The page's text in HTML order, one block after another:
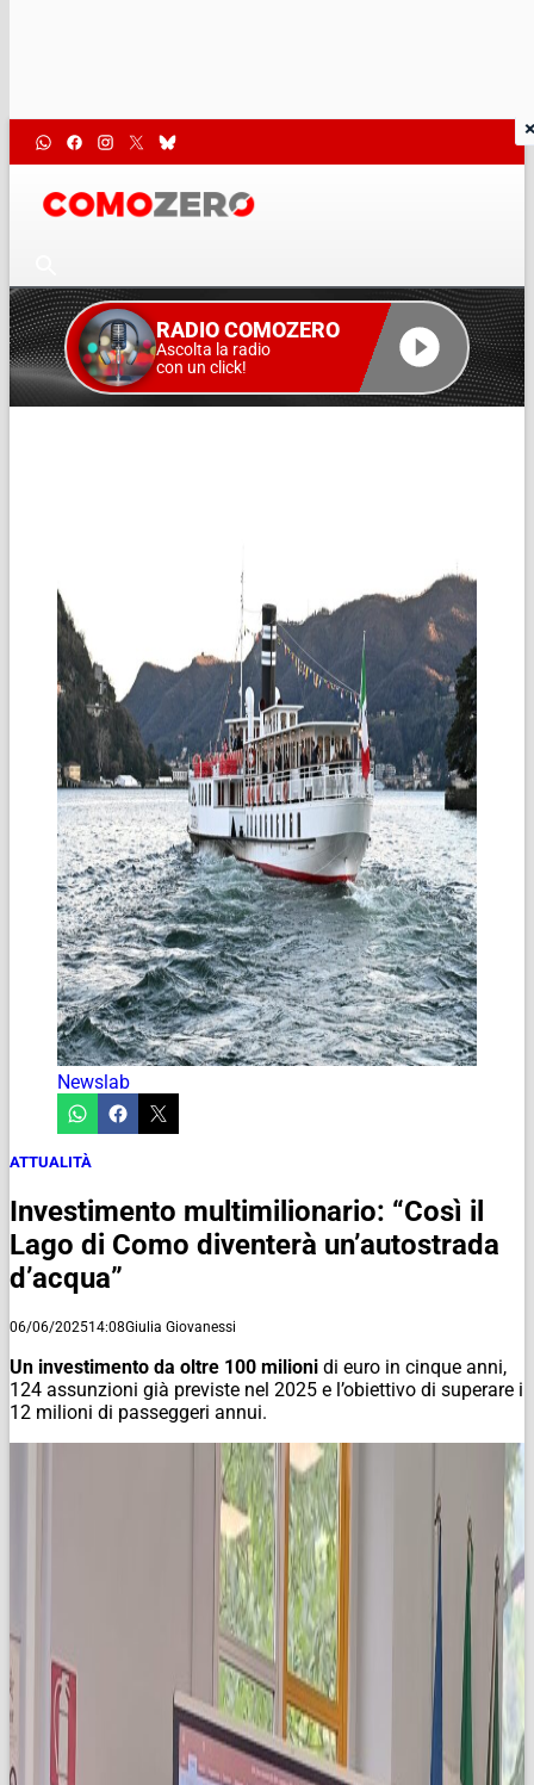
RADIO COMOZERO
Ascolta la radio
con un click!
Newslab
ATTUALITÀ
Investimento multimilionario: “Così il
Lago di Como diventerà un’autostrada
d’acqua”
06/06/202514:08Giulia Giovanessi
Un investimento da oltre 100 milioni di euro in cinque anni,
124 assunzioni già previste nel 2025 e l’obiettivo di superare i
12 milioni di passeggeri annui.